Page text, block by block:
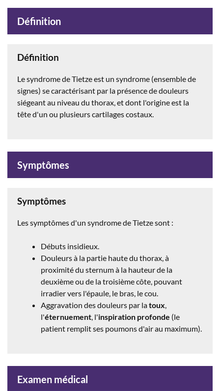
Définition
Définition
Le syndrome de Tietze est un syndrome (ensemble de
signes) se caractérisant par la présence de douleurs
siégeant au niveau du thorax, et dont l'origine est la
tête d'un ou plusieurs cartilagescostaux.
Symptômes
Symptômes
Les symptômes d'un syndrome de Tietze sont :
Débuts insidieux.
Douleurs à la partie haute du thorax, à
proximité du sternum à la hauteur de la
deuxième ou de la troisième côte, pouvant
irradier vers l'épaule, le bras, le cou.
Aggravation des douleurs par latoux,
l'éternuement, l'inspiration profonde (le
patient remplit ses poumons d'air au maximum).
Examen médical